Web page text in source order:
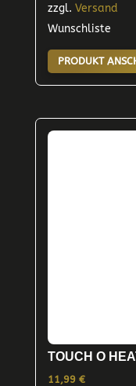
zzgl. Versand
Wunschliste
PRODUKT
TOUCH O
11,99 €